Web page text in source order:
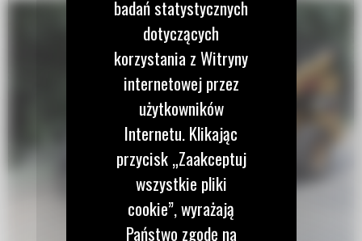
badań statystycznych
dotyczących
korzystania z Witryny
internetowej przez
użytkowników
Internetu. Klikając
przycisk „Zaakceptuj
wszystkie pliki
cookie”, wyrażają
Państwo zgodę na